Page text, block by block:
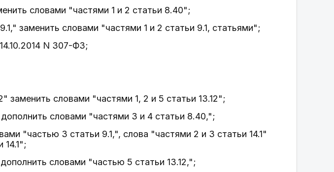
словами "частями 1 и 2 статьи 8.40";
заменить словами "частями 1 и 2 статьи 9.1, статьями";
N 307-ФЗ;
заменить словами "частями 1, 2 и 5 статьи 13.12";
словами "частями 3 и 4 статьи 8.40,";
"частью 3 статьи 9.1,", слова "частями 2 и 3 статьи 14.1"
14.1";
словами "частью 5 статьи 13.12,";